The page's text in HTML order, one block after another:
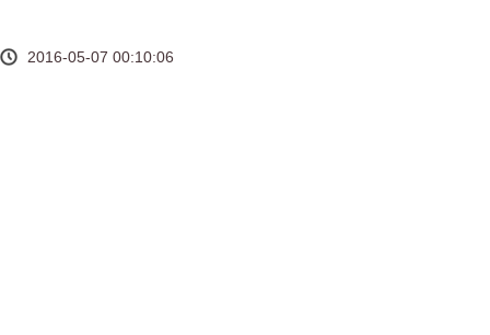
2016-05-07 00:10:06